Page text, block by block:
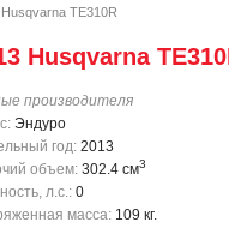
Husqvarna TE310R
Husqvarna
производителя
Эндуро
год: 2013
объем: 302.4 см3
л.с.: 0
масса: 109 кг.